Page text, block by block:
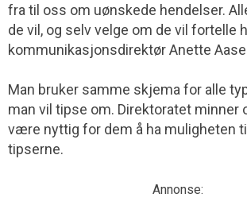
fra til oss om uønskede hendelser.
de vil, og selv velge om de vil fortelle
kommunikasjonsdirektør Anette
Man bruker samme skjema for alle
man vil tipse om. Direktoratet minner
være nyttig for dem å ha muligheten
tipserne.
Annonse: